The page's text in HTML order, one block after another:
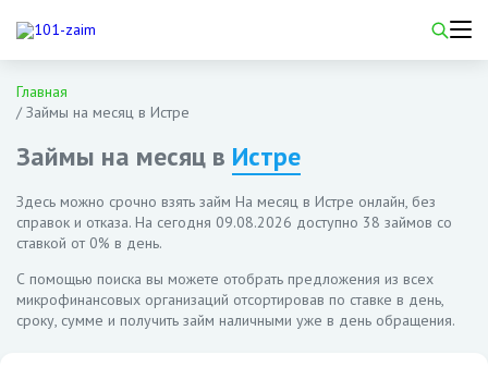
Главная
/Займы на месяц в Истре
Займы на месяц в Истре
Здесь можно срочно взять займ На месяц в Истре онлайн, без
справок и отказа. На сегодня 09.08.2026 доступно 38 займов со
ставкой от 0% в день.
С помощью поиска вы можете отобрать предложения из всех
микрофинансовых организаций отсортировав по ставке в день,
сроку, сумме и получить займ наличными уже в день обращения.